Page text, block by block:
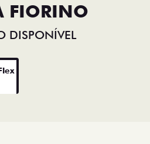
FIORINO
DISPONÍVEL